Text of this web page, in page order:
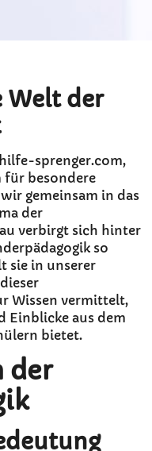
Welt der
sprenger.com,
besondere
gemeinsam in das
der
verbirgt sich hinter
so
sie in unserer
Wissen vermittelt,
Einblicke aus dem
bietet.
der